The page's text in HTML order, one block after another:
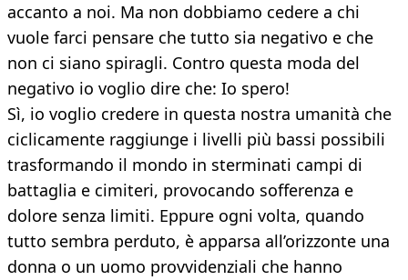
accanto a noi. Ma non dobbiamo cedere a chi
vuole farci pensare che tutto sia negativo e che
non ci siano spiragli. Contro questa moda del
negativo io voglio dire che: Io spero!
Sì, io voglio credere in questa nostra umanità che
ciclicamente raggiunge i livelli più bassi possibili
trasformando il mondo in sterminati campi di
battaglia e cimiteri, provocando sofferenza e
dolore senza limiti. Eppure ogni volta, quando
tutto sembra perduto, è apparsa all’orizzonte una
donna o un uomo provvidenziali che hanno